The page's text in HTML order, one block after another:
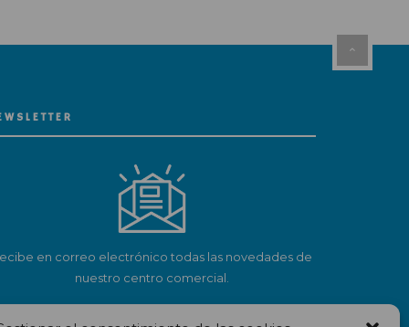
en correo electrónico todas las novedades de
nuestro centro comercial.